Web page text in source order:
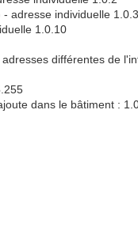
adresse individuelle 1.0.3
1.0.10
différentes de
dans le bâtiment :